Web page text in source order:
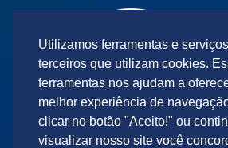
Utilizamos ferramentas e
terceiros que utilizam cookies.
ferramentas nos ajudam a
melhor experiência de
clicar no botão "Aceito!" ou
visualizar nosso site você